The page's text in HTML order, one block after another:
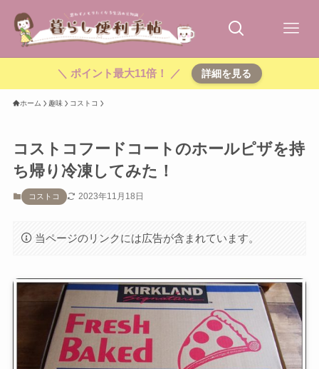
＼ ポイント最大11倍！ ／ 詳細を見る
ホーム 趣味 コストコ
コストコフードコートのホールピザを持
ち帰り冷凍してみた！
コストコ 2023年11月18日
当ページのリンクには広告が含まれています。